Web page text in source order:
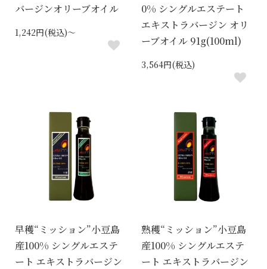
バージンオリーブオイル
1,242円(税込)～
0% シングルエステート
エキストラバージン オリ
ーブオイル 91g(100ml)
3,564円(税込)
早穫“ミッション”小豆島
産100% シングルエステ
ート エキストラバージン
熟穫“ミッション”小豆島
産100% シングルエステ
ート エキストラバージン